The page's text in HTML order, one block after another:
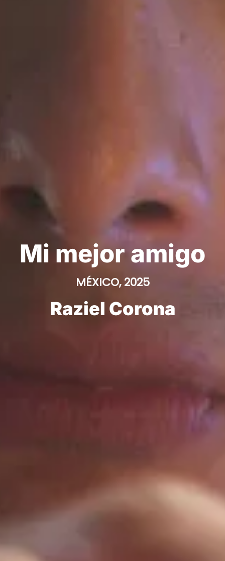
Mi mejor amigo
MÉXICO, 2025
Raziel Corona